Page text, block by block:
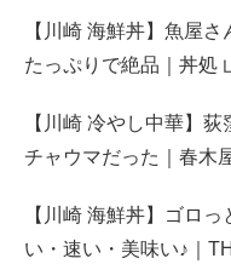
【川崎 海鮮丼】魚屋
たっぷりで絶品｜丼処
【川崎 冷やし中華】
チャウマだった｜春木
【川崎 海鮮丼】ゴロ
い・速い・美味い♪｜